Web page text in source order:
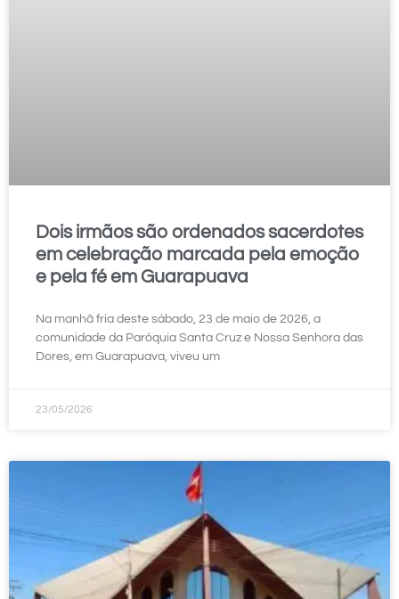
Dois irmãos são ordenados sacerdotes
em celebração marcada pela emoção
e pela fé em Guarapuava
Na manhã fria deste sábado, 23 de maio de 2026, a
comunidade da Paróquia Santa Cruz e Nossa Senhora das
Dores, em Guarapuava, viveu um
23/05/2026